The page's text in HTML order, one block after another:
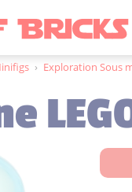
› Exploration Sous